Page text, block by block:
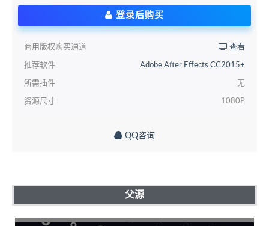
登录后购买
商用版权购买通道 查看
推荐软件 Adobe After Effects CC2015+
所需插件 无
资源尺寸 1080P
QQ咨询
父源